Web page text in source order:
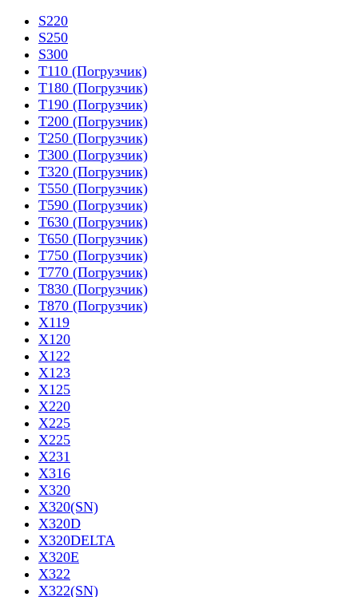
S220
S250
S300
T110 (Погрузчик)
T180 (Погрузчик)
T190 (Погрузчик)
T200 (Погрузчик)
T250 (Погрузчик)
T300 (Погрузчик)
T320 (Погрузчик)
T550 (Погрузчик)
T590 (Погрузчик)
T630 (Погрузчик)
T650 (Погрузчик)
T750 (Погрузчик)
T770 (Погрузчик)
T830 (Погрузчик)
T870 (Погрузчик)
X119
X120
X122
X123
X125
X220
X225
X225
X231
X316
X320
X320(SN)
X320D
X320DELTA
X320E
X322
X322(SN)